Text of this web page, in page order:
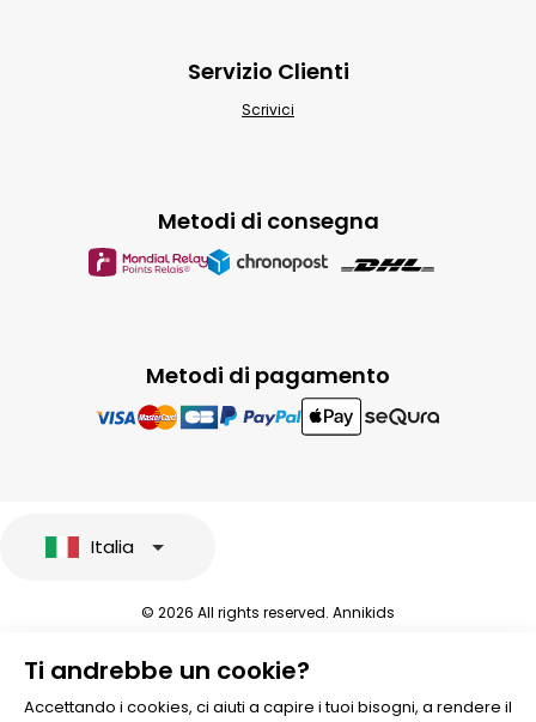
Metodi di pagamento
Metodi di consegna
Servizio Clienti
Scrivici
Ti andrebbe un cookie?
Accettando i cookies, ci aiuti a capire i tuoi bisogni, a rendere il
Italia
© 2026 All rights reserved. Annikids